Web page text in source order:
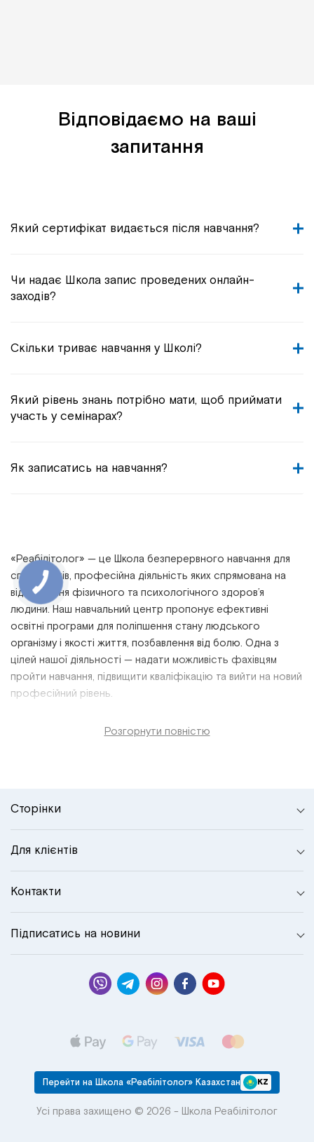
Відповідаємо на ваші
запитання
Який сертифікат видається після навчання?
Чи надає Школа запис проведених онлайн-
заходів?
Скільки триває навчання у Школі?
Який рівень знань потрібно мати, щоб приймати
участь у семінарах?
Як записатись на навчання?
«Реабілітолог» — це Школа безперервного навчання для
спеціалістів, професійна діяльність яких спрямована на
відновлення фізичного та психологічного здоров’я
людини. Наш навчальний центр пропонує ефективні
освітні програми для поліпшення стану людського
організму і якості життя, позбавлення від болю. Одна з
цілей нашої діяльності — надати можливість фахівцям
пройти навчання, підвищити кваліфікацію та вийти на новий
професійний рівень.
Розгорнути повністю
Сторінки
Для клієнтів
Контакти
Підписатись на новини
Перейти на Школа «Реабілітолог» Казахстан KZ
Усі права захищено © 2026 - Школа Реабілітолог